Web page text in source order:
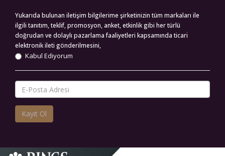
Yukarıda bulunan iletişim bilgilerime şirketinizin tüm markaları ile
ilgili tanıtım, teklif, promosyon, anket, etkinlik gibi her türlü
doğrudan ve dolaylı pazarlama faaliyetleri kapsamında ticari
elektronik ileti gönderilmesini,
Kabul Ediyorum
Kayıt Ol